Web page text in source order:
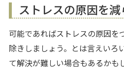
ストレスの原因を減
可能であればストレスの原因を
除きしましょう。とは言えいろ
て解決が難しい場合もあるかも